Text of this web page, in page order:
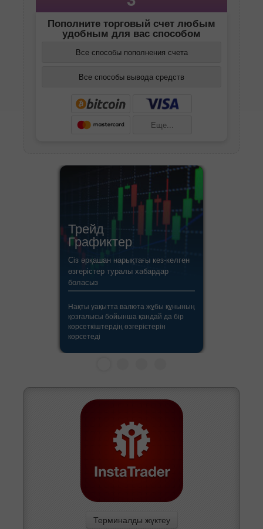
Пополните торговый счет любым
удобным для вас способом
Все способы пополнения счета
Все способы вывода средств
Еще...
Трейд
Графиктер
Сіз әрқашан нарықтағы кез-келген
өзгерістер туралы хабардар
боласыз
Нақты уақытта валюта жұбы құнының
қозғалысы бойынша қандай да бір
көрсеткіштердің өзгерістерін
көрсетеді
Терминалды жүктеу